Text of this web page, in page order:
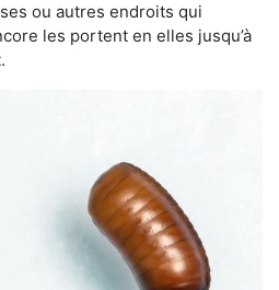
ou autres endroits qui
les portent en elles jusqu’à